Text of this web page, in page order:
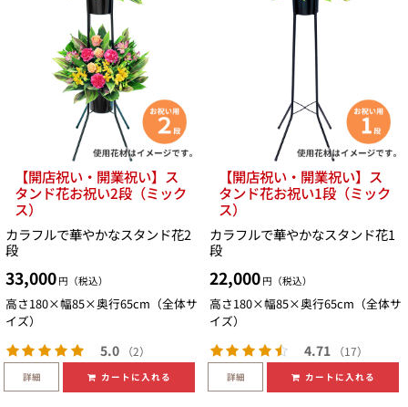
【開店祝い・開業祝い】ス
タンド花お祝い2段（ミック
ス）
カラフルで華やかなスタンド花2
段
33,000 円（税込）
高さ180×幅85×奥行65cm（全体サ
イズ）
5.0 （2）
詳細 カートに入れる
【開店祝い・開業祝い】ス
タンド花お祝い1段（ミック
ス）
カラフルで華やかなスタンド花1
段
22,000 円（税込）
高さ180×幅85×奥行65cm（全体サ
イズ）
4.71 （17）
詳細 カートに入れる